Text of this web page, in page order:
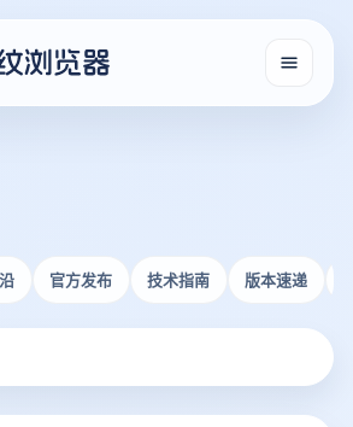
官方发布 技术指南 版本速递